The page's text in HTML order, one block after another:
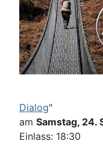
Dialog"
am Samstag, 24.
Einlass: 18:30